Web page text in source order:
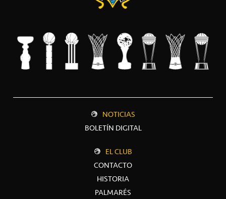
NOTICIAS
BOLETÍN DIGITAL
EL CLUB
CONTACTO
HISTORIA
PALMARÉS